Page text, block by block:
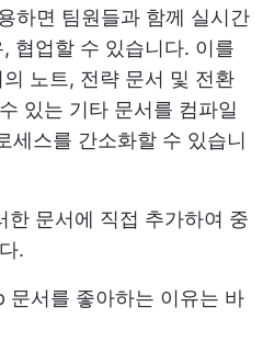
하면 팀원들과 함께 실시간
협업할 수 있습니다. 이를
노트, 전략 문서 및 전환
있는 기타 문서를 컴파일
세스를 간소화할 수 있습니
한 문서에 직접 추가하여 중
.
문서를 좋아하는 이유는 바